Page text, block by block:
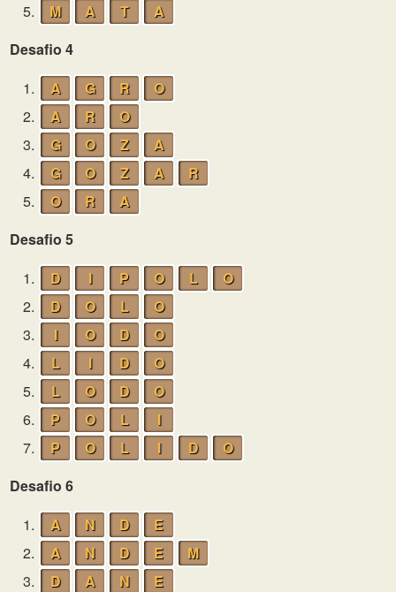
5.
M A T
A
Desafio 4
1.
A G R
O
2.
A R
O
3.
G O Z
A
4.
G O Z A
R
5.
O R
A
Desafio 5
1.
D I P O L
O
2.
D O L
O
3.
I O D
O
4.
L I D
O
5.
L O D
O
6.
P O L
I
7.
P O L I D
O
Desafio 6
1.
A N D
E
2.
A N D E
M
3.
D A N
E